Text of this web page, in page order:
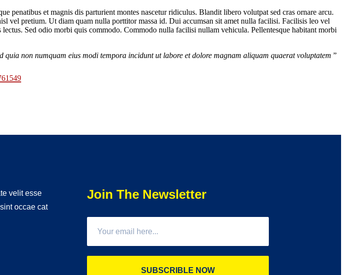
penatibus et magnis dis parturient montes nascetur ridiculus. Blandit libero volutpat sed cras ornare arcu.
vel pretium. Ut diam quam nulla porttitor massa id. Dui accumsan sit amet nulla facilisi. Facilisis leo vel
Sed odio morbi quis commodo. Commodo nulla facilisi nullam vehicula. Pellentesque habitant morbi
non numquam eius modi tempora incidunt ut labore et dolore magnam aliquam quaerat voluptatem ”
velit esse
occae cat
Join The Newsletter
SUBSCRIBLE NOW